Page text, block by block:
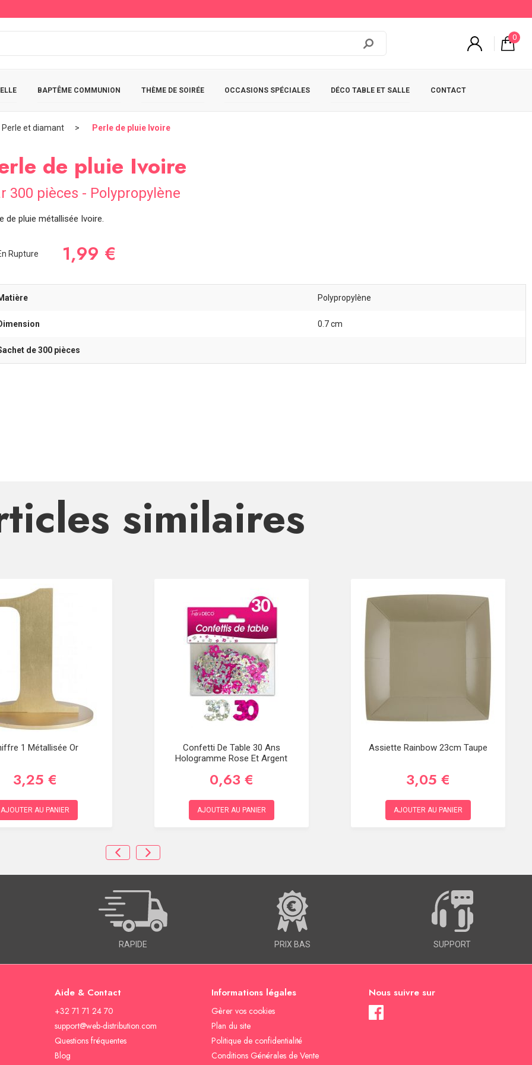
0
BAPTÊME COMMUNION THÈME DE SOIRÉE OCCASIONS SPÉCIALES DÉCO TABLE ET SALLE CONTACT
et diamant Perle de pluie Ivoire
de pluie Ivoire
300 pièces - Polypropylène
de pluie métallisée Ivoire.
Rupture 1,99 €
Polypropylène
0.7 cm
de 300 pièces
similaires
1 Métallisée Or
3,25 €
AJOUTER AU PANIER
Confetti De Table 30 Ans
Hologramme Rose Et Argent
0,63 €
AJOUTER AU PANIER
Assiette Rainbow 23cm Taupe
3,05 €
AJOUTER AU PANIER
RAPIDE PRIX BAS SUPPORT
Aide & Contact
+32 71 71 24 70
support@web-distribution.com
Questions fréquentes
Blog
Informations légales
Gèrer vos cookies
Plan du site
Politique de confidentialité
Conditions Générales de Vente
Nous suivre sur